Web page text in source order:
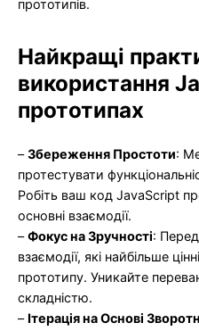
прототипів.
Найкращі
використання
прототипах
–Збереження Простоти:
протестувати
Робіть ваш код JavaScript
основні взаємодії.
–Фокус на Зручності:
взаємодії, які найбільше
прототипу. Уникайте
складністю.
– Ітерація на Основі